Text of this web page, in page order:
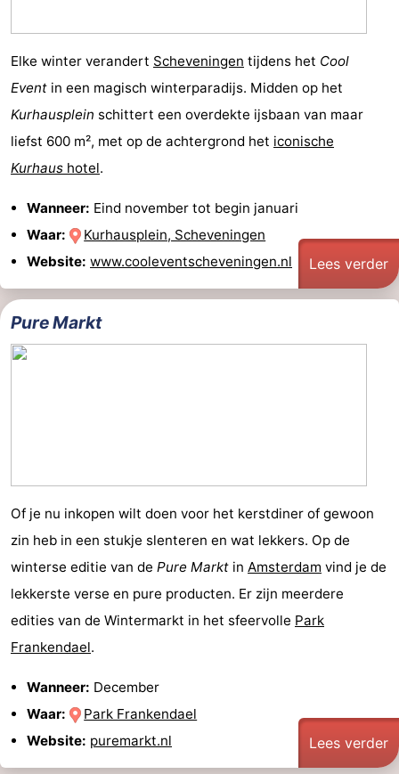
Elke winter verandert Scheveningen tijdens het Cool
Event in een magisch winterparadijs. Midden op het
Kurhausplein schittert een overdekte ijsbaan van maar
liefst 600 m², met op de achtergrond het iconische
Kurhaus hotel.
Wanneer: Eind november tot begin januari
Waar:
Kurhausplein, Scheveningen
Website: www.cooleventscheveningen.nl Lees verder
Pure Markt
Of je nu inkopen wilt doen voor het kerstdiner of gewoon
zin heb in een stukje slenteren en wat lekkers. Op de
winterse editie van de Pure Markt in Amsterdam vind je de
lekkerste verse en pure producten. Er zijn meerdere
edities van de Wintermarkt in het sfeervolle Park
Frankendael.
Wanneer: December
Waar:
Park Frankendael
Website: puremarkt.nl Lees verder